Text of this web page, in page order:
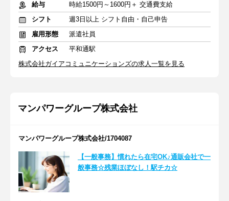
給与
時給1500円～1600円＋ 交通費支給
シフト
週3日以上 シフト自由・自己申告
雇用形態
派遣社員
アクセス
平和通駅
株式会社ガイアコミュニケーションズの求人一覧を見る
マンパワーグループ株式会社
マンパワーグループ株式会社/1704087
【一般事務】慣れたら在宅OK♪通販会社で一
般事務☆残業ほぼなし！駅チカ☆